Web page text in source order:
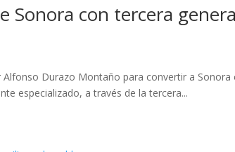
con tercera
Durazo Montaño para convertir a
especializado, a través de la tercera...